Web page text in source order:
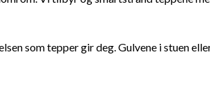
som tepper gir deg. Gulvene i stuen